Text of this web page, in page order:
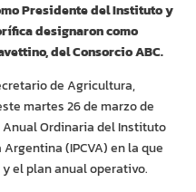
Presidente del Instituto y
designaron como
del Consorcio ABC.
de Agricultura,
martes 26 de marzo de
Ordinaria del Instituto
(IPCVA) en la que
el plan anual operativo.